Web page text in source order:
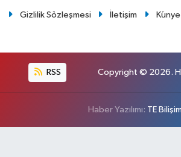
Gizlilik Sözleşmesi İletişim Künye
RSS Copyright © 2026.
Haber Yazılımı: TE Bilişim